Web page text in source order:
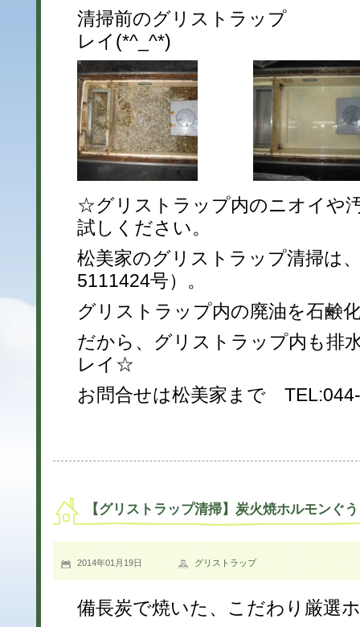
清掃前のグリストラップ
レイ(*^_^*)
☆グリストラップ内のニオイや
試しください。
松美家のグリストラップ清掃は
5111424号）。
グリストラップ内の廃油を石鹸
だから、グリストラップ内も排
レイ☆
お問合せは松美家まで
【グリストラップ清掃】炭火焼ホルモンぐ
2014年01月19日 グリストラップ
備長炭で焼いた、こだわり厳選